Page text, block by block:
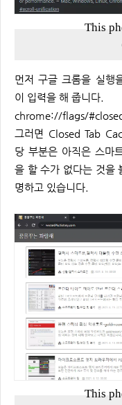
This
먼저 구글 크롬을 실행을 시켜주고 나서 주소 부분에 다음과 같
이 입력을 해 줍니다.
chrome://flags/
그러면 Closed Tab
당 부분은 아직은 스마
을 할 수가 없다는 것을
명하고 있습니다.
This